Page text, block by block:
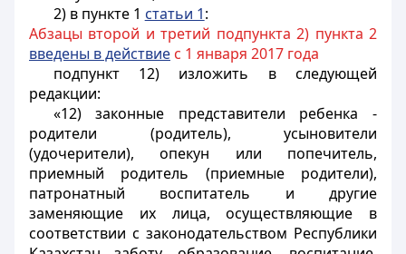
2) в пункте 1 статьи 1:
Абзацы второй и третий подпункта 2) пункта 2
введены в действие с 1 января 2017 года
подпункт 12) изложить в следующей
редакции:
«12) законные представители ребенка -
родители (родитель), усыновители
(удочерители), опекун или попечитель,
приемный родитель (приемные родители),
патронатный воспитатель и другие
заменяющие их лица, осуществляющие в
соответствии с законодательством Республики